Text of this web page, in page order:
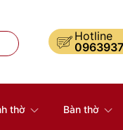
Hotline
thờ Bàn thờ